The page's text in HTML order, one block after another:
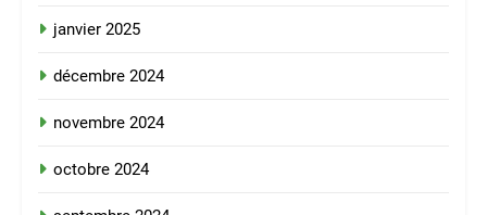
janvier 2025
décembre 2024
novembre 2024
octobre 2024